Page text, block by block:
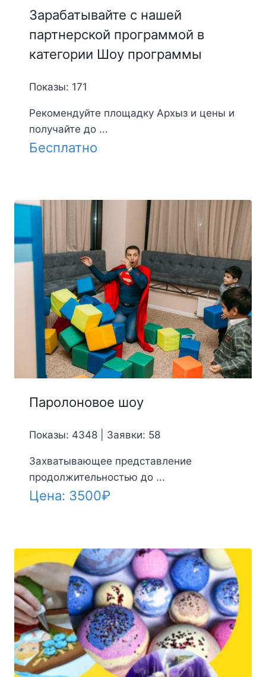
Зарабатывайте с нашей
партнерской программой в
категории Шоу программы
Показы: 171
Рекомендуйте площадку Архыз и цены и
получайте до ...
Бесплатно
Паролоновое шоу
Показы: 4348 | Заявки: 58
Захватывающее представление
продолжительностью до ...
Цена: 3500₽